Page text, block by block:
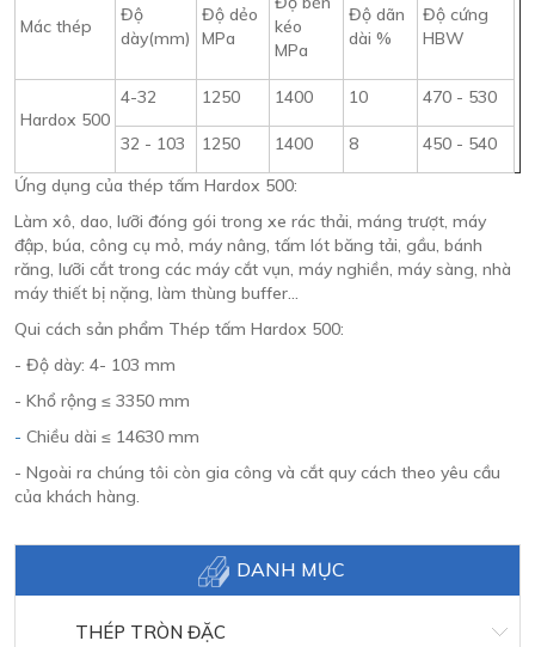
Mác thép
Độ
dày(mm)
Độ dẻo
MPa
kéo
MPa
Độ dãn
dài %
Độ cứng
HBW
Hardox 500
4-32 1250 1400 10 470 - 530
32 - 103 1250 1400 8
450 - 540
Ứng dụng của thép tấm Hardox 500:
Làm xô, dao, lưỡi đóng gói trong xe rác thải, máng trượt, máy
đập, búa, công cụ mỏ, máy nâng, tấm lót băng tải, gầu, bánh
răng, lưỡi cắt trong các máy cắt vụn, máy nghiền, máy sàng, nhà
máy thiết bị nặng, làm thùng buffer…
Qui cách sản phẩm Thép tấm Hardox 500:
- Độ dày: 4- 103 mm
- Khổ rộng ≤ 3350 mm
- Chiều dài ≤ 14630 mm
- Ngoài ra chúng tôi còn gia công và cắt quy cách theo yêu cầu
của khách hàng.
DANH MỤC
THÉP TRÒN ĐẶC